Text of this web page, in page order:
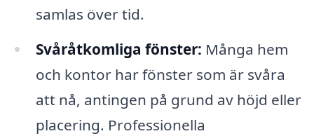
samlas över tid.
Svåråtkomliga fönster: Många hem
och kontor har fönster som är svåra
att nå, antingen på grund av höjd eller
placering. Professionella